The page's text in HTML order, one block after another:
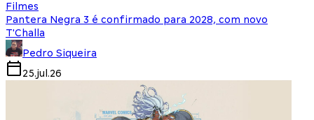
Filmes
Pantera Negra 3 é confirmado para 2028, com novo
T'Challa
Pedro Siqueira
25.jul.26